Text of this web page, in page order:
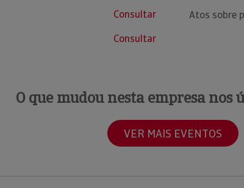
Consultar
Consultar
Atos sobre
O que mudou nesta empresa nos
VER MAIS EVENTOS